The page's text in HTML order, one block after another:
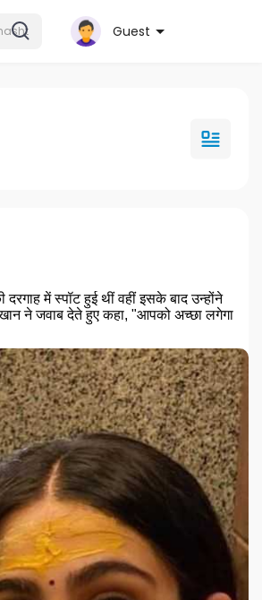
Guest
में स्पॉट हुई थीं वहीं इसके बाद उन्होंने
ने जवाब देते हुए कहा, "आपको अच्छा लगेगा